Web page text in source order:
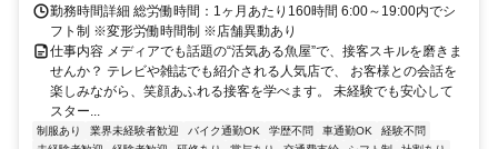
勤務時間詳細 総労働時間：1ヶ月あたり160時間 6:00～19:00内でシ
フト制 ※変形労働時間制 ※店舗異動あり
仕事内容 メディアでも話題の“活気ある魚屋”で、接客スキルを磨きま
せんか？ テレビや雑誌でも紹介される人気店で、 お客様との会話を
楽しみながら、笑顔あふれる接客を学べます。 未経験でも安心して
スター...
制服あり 業界未経験者歓迎 バイク通勤OK 学歴不問 車通勤OK
経験不問